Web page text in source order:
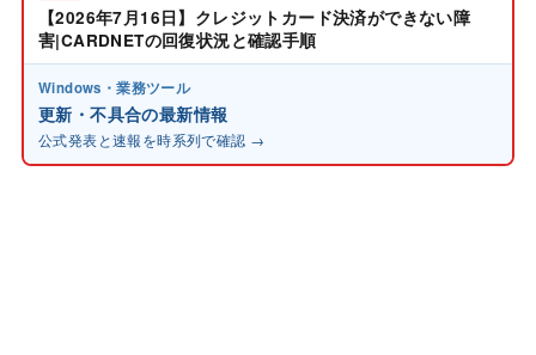
【2026年7月16日】クレジットカード決済ができない障
害|CARDNETの回復状況と確認手順
Windows・業務ツール
更新・不具合の最新情報
公式発表と速報を時系列で確認 →